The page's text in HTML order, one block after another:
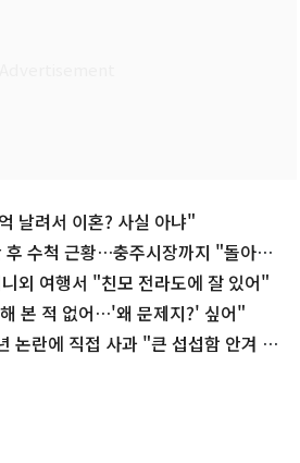
날려서 이혼? 사실 아냐"
수척 근황…충주시장까지 "돌아올
외 여행서 "친모 전라도에 잘 있어"
본 적 없어…'왜 문제지?' 싶어"
논란에 직접 사과 "큰 섭섭함 안겨 미